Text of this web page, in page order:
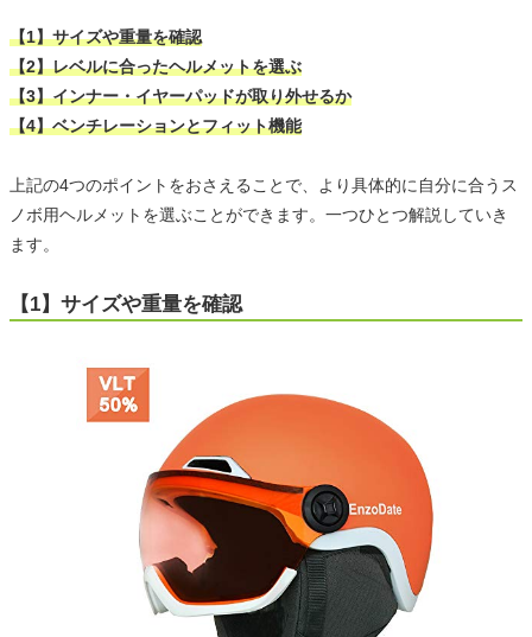
【1】サイズや重量を確認
【2】レベルに合ったヘルメットを選ぶ
【3】インナー・イヤーパッドが取り外せるか
【4】ベンチレーションとフィット機能
上記の4つのポイントをおさえることで、より具体的に自分に合うス
ノボ用ヘルメットを選ぶことができます。一つひとつ解説していき
ます。
【1】サイズや重量を確認